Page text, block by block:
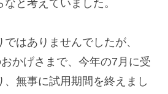
と考えていました。
はありませんでしたが、
かげさまで、今年の7月に受
無事に試用期間を終えまし